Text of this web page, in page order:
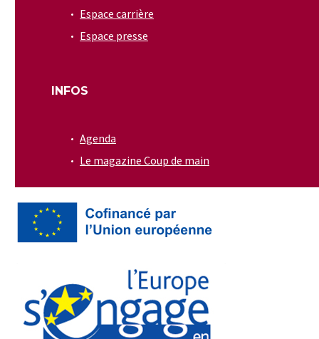
Espace carrière
Espace presse
INFOS
Agenda
Le magazine Coup de main